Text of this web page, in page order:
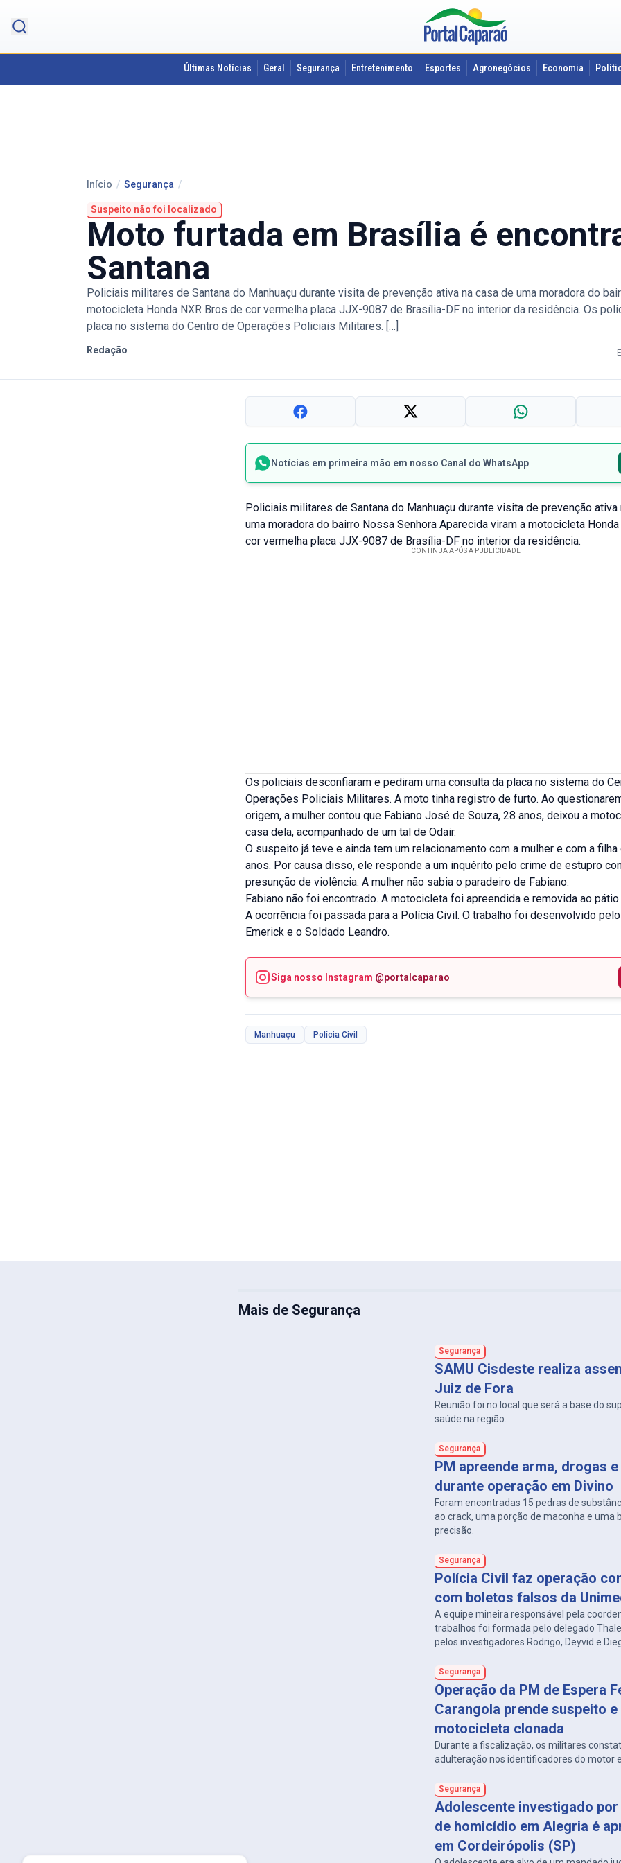
Últimas Notícias Geral Segurança Entretenimento Esportes Agronegócios Economia
Início /Segurança /
Suspeito não foi localizado
Moto furtada em Brasília é
Santana
Policiais militares de Santana do Manhuaçu durante visita de prevenção ativa na casa de uma moradora do
motocicleta Honda NXR Bros de cor vermelha placa JJX-9087 de Brasília-DF no interior da residência. Os
placa no sistema do Centro de Operações Policiais Militares. […]
Redação
Notícias em primeira mão em nosso Canal do WhatsApp
Policiais militares de Santana do Manhuaçu durante visita de prevenção ativa
uma moradora do bairro Nossa Senhora Aparecida viram a motocicleta
cor vermelha placa JJX-9087 de Brasília-DF no interior da residência.
Os policiais desconfiaram e pediram uma consulta da placa no sistema do
Operações Policiais Militares. A moto tinha registro de furto. Ao
origem, a mulher contou que Fabiano José de Souza, 28 anos, deixou a
casa dela, acompanhado de um tal de Odair.
O suspeito já teve e ainda tem um relacionamento com a mulher e com a filha
anos. Por causa disso, ele responde a um inquérito pelo crime de estupro
presunção de violência. A mulher não sabia o paradeiro de Fabiano.
Fabiano não foi encontrado. A motocicleta foi apreendida e removida ao
A ocorrência foi passada para a Polícia Civil. O trabalho foi desenvolvido
Emerick e o Soldado Leandro.
Siga nosso Instagram @portalcaparao
Manhuaçu Polícia Civil
Mais de Segurança
Segurança
SAMU Cisdeste realiza
Juiz de Fora
Reunião foi no local que será a base do
saúde na região.
Segurança
PM apreende arma, drogas
durante operação em Divino
Foram encontradas 15 pedras de
ao crack, uma porção de maconha e uma
precisão.
Segurança
Polícia Civil faz operação
com boletos falsos da
A equipe mineira responsável pela
trabalhos foi formada pelo delegado
pelos investigadores Rodrigo, Deyvid e
Segurança
Operação da PM de Espera
Carangola prende suspeito
motocicleta clonada
Durante a fiscalização, os militares
adulteração nos identificadores do motor e
Segurança
Adolescente investigado
de homicídio em Alegria é
em Cordeirópolis (SP)